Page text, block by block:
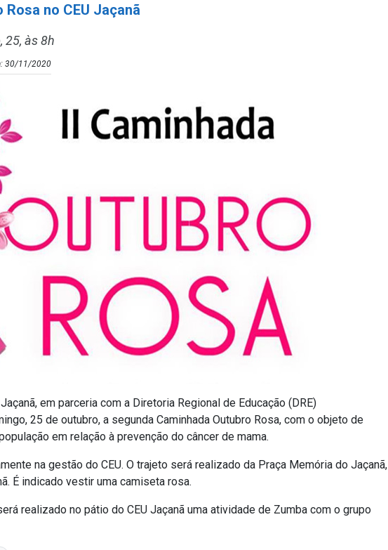
no CEU Jaçanã
25, às 8h
30/11/2020
em parceria com a Diretoria Regional de Educação (DRE)
25 de outubro, a segunda Caminhada Outubro Rosa, com o objeto de
em relação à prevenção do câncer de mama.
na gestão do CEU. O trajeto será realizado da Praça Memória do Jaçanã,
É indicado vestir uma camiseta rosa.
realizado no pátio do CEU Jaçanã uma atividade de Zumba com o grupo